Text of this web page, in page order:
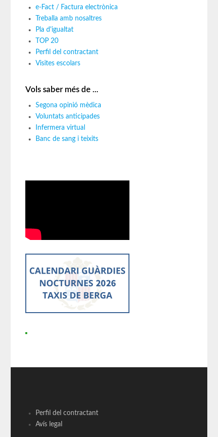
e-Fact / Factura electrònica
Treballa amb nosaltres
Pla d'igualtat
TOP 20
Perfil del contractant
Visites escolars
Vols saber més de ...
Segona opinió mèdica
Voluntats anticipades
Infermera virtual
Banc de sang i teixits
Perfil del contractant
Avís legal